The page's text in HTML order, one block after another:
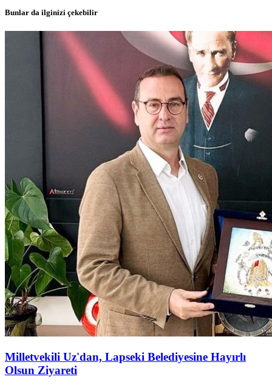
Bunlar da ilginizi çekebilir
Milletvekili Uz'dan, Lapseki Belediyesine Hayırlı
Olsun Ziyareti